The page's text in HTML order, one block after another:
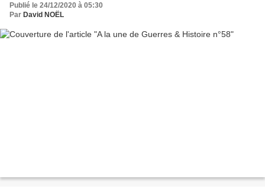
Publié le 24/12/2020 à 05:30
Par David NOËL